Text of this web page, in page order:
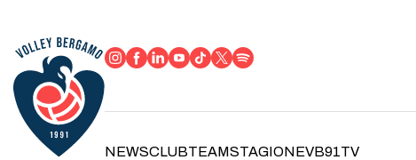
NEWSCLUBTEAMSTAGIONEVB91TV